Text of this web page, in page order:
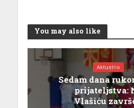
You may also like
Aktuelno
Sedam dana
prijateljstva:
Vlašiću